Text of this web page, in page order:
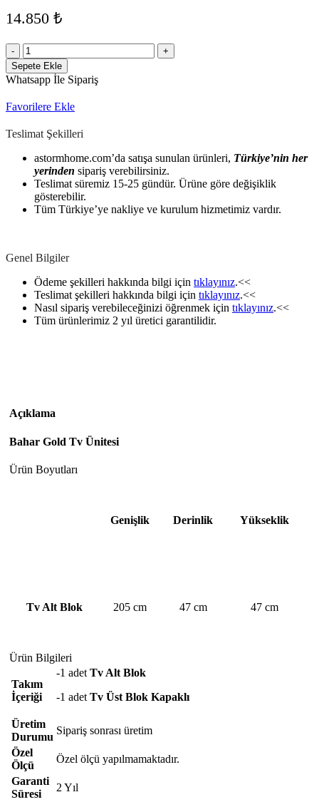
14.850 ₺
Bahar
Gold
Tv
Ünitesi
adet
Sepete Ekle
Whatsapp İle Sipariş
Favorilere Ekle
Teslimat Şekilleri
astormhome.com’da satışa sunulan ürünleri, Türkiye’nin her
yerinden sipariş verebilirsiniz.
Teslimat süremiz 15-25 gündür. Ürüne göre değişiklik
gösterebilir.
Tüm Türkiye’ye nakliye ve kurulum hizmetimiz vardır.
Genel Bilgiler
Ödeme şekilleri hakkında bilgi için tıklayınız.<<
Teslimat şekilleri hakkında bilgi için tıklayınız.<<
Nasıl sipariş verebileceğinizi öğrenmek için tıklayınız.<<
Tüm ürünlerimiz 2 yıl üretici garantilidir.
Açıklama
Bahar Gold Tv Ünitesi
Ürün Boyutları
Genişlik Derinlik Yükseklik
Tv Alt Blok 205 cm 47 cm 47 cm
Ürün Bilgileri
Takım
İçeriği
-1 adet Tv Alt Blok
-1 adet Tv Üst Blok Kapaklı
Üretim
Durumu
Sipariş sonrası üretim
Özel
Ölçü
Özel ölçü yapılmamaktadır.
Garanti
Süresi
2 Yıl